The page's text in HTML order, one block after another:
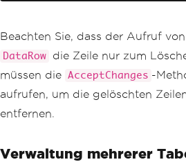
Beachten Sie, dass der Aufruf von
DataRow
die Zeile nur zum
müssen die AcceptChanges -
aufrufen, um die gelöschten
entfernen.
Verwaltung mehrerer